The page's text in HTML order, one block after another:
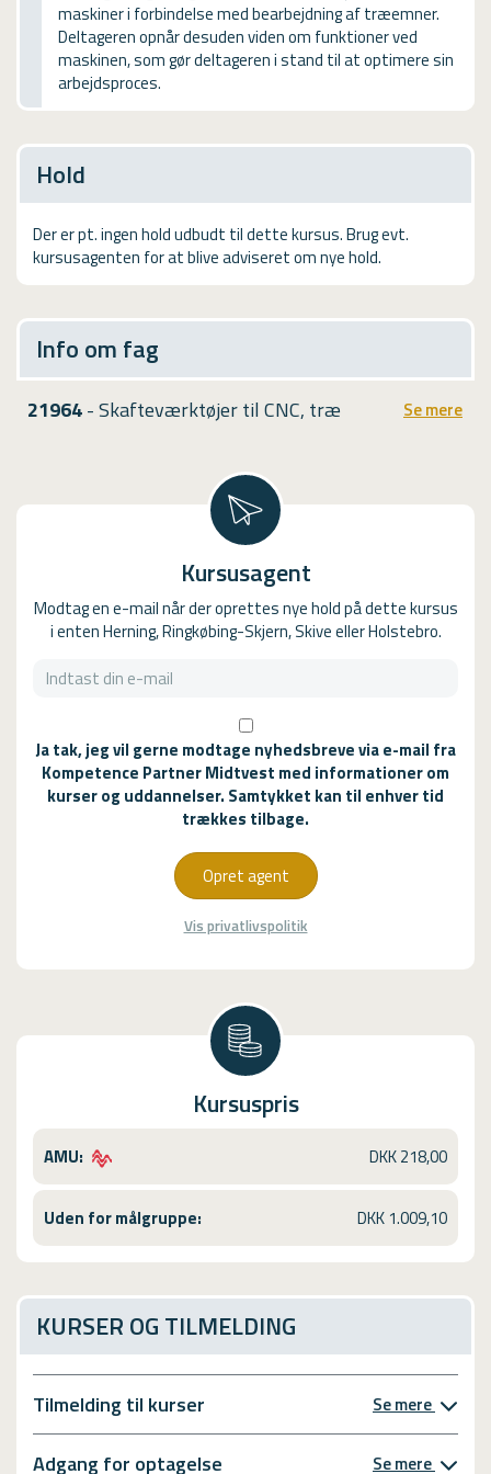
USMA
Videoguides
maskiner i forbindelse med bearbejdning af træemner.
Deltageren opnår desuden viden om funktioner ved
maskinen, som gør deltageren i stand til at optimere sin
arbejdsproces.
Hold
Der er pt. ingen hold udbudt til dette kursus. Brug evt.
kursusagenten for at blive adviseret om nye hold.
Info om fag
21964- Skafteværktøjer til CNC, træ Se mere
Kursusagent
Modtag en e-mail når der oprettes nye hold på dette kursus
i enten Herning, Ringkøbing-Skjern, Skive eller Holstebro.
Ja tak, jeg vil gerne modtage nyhedsbreve via e-mail fra
Kompetence Partner Midtvest med informationer om
kurser og uddannelser. Samtykket kan til enhver tid
trækkes tilbage.
Opret agent
Vis privatlivspolitik
Kursuspris
AMU: DKK 218,00
Uden for målgruppe: DKK 1.009,10
KURSER OG TILMELDING
Tilmelding til kurser Se mere
Adgang for optagelse Se mere